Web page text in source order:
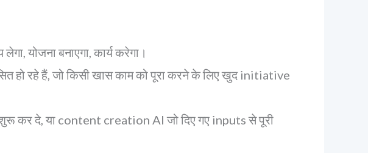
योजना बनाएगा, कार्य करेगा।
हो रहे हैं, जो किसी खास काम को पूरा करने के लिए खुद initiative
कर दे, या content creation AI जो दिए गए inputs से पूरी